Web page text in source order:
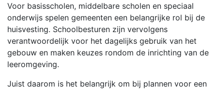
Voor basisscholen, middelbare scholen en speciaal
onderwijs spelen gemeenten een belangrijke rol bij de
huisvesting. Schoolbesturen zijn vervolgens
verantwoordelijk voor het dagelijks gebruik van het
gebouw en maken keuzes rondom de inrichting van de
leeromgeving.
Juist daarom is het belangrijk om bij plannen voor een